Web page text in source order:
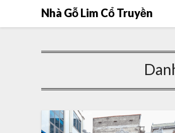
Nhà Gỗ Lim Cổ Truyền